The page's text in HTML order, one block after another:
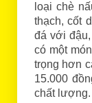
loại chè
thạch, cốt
đá với
có một
trọng hơn
15.000
chất lượng.